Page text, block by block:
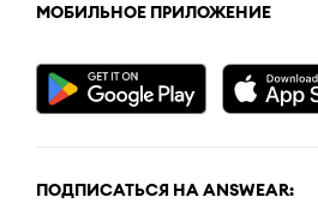
МОБИЛЬНОЕ ПРИЛОЖЕНИЕ
ПОДПИСАТЬСЯ НА ANSWEAR: